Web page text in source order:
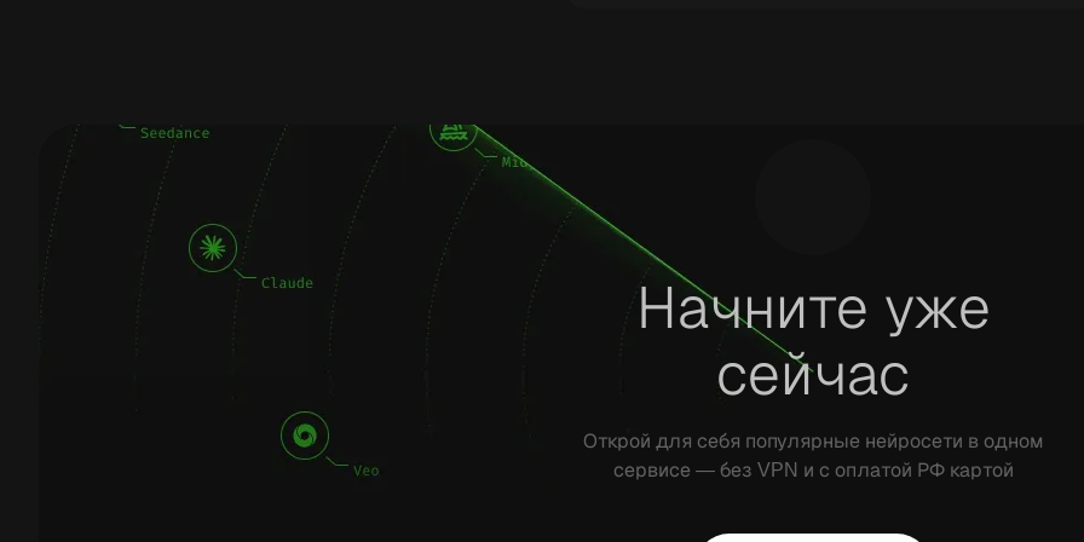
Начните уже
сейчас
Открой для себя популярные нейросети в одном
сервисе — без VPN и с оплатой РФ картой